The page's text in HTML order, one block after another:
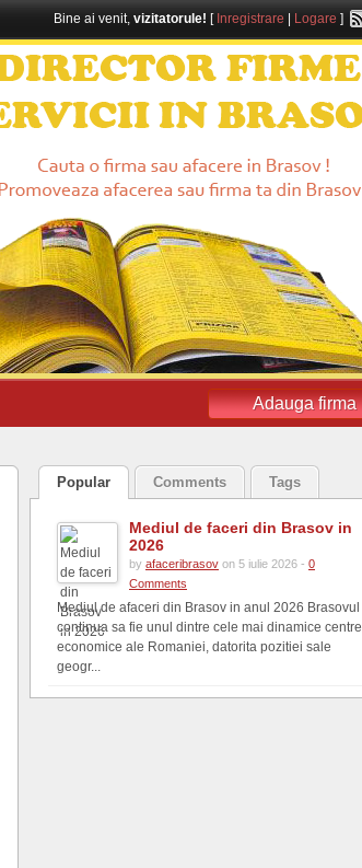
Bine ai venit, vizitatorule! [ Inregistrare Logare ]
Adauga firma
Popular Comments Tags
Mediul de faceri din Brasov in
2026
by afaceribrasov on 5 iulie 2026 - 0
Comments
Mediul de afaceri din Brasov in anul 2026 Brasovul
continua sa fie unul dintre cele mai dinamice centre
economice ale Romaniei, datorita pozitiei sale
geogr...